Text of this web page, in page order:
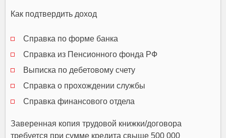
Как подтвердить доход
Справка по форме банка
Справка из Пенсионного фонда РФ
Выписка по дебетовому счету
Справка о прохождении службы
Справка финансового отдела
Заверенная копия трудовой книжки/договора
требуется при сумме кредита свыше 500 000